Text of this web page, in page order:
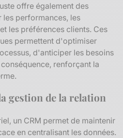
offre également des
les performances, les
les préférences clients. Ces
permettent d'optimiser
d'anticiper les besoins
renforçant la
gestion de la relation
un CRM permet de maintenir
en centralisant les données.